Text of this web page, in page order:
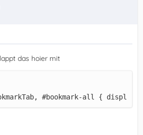
das hoier mit
#bookmark-all {